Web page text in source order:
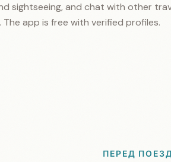
sightseeing, and chat with other
app is free with verified profiles.
ПЕРЕД